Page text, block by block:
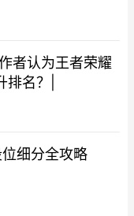
者认为王者荣耀
名？|
位细分全攻略